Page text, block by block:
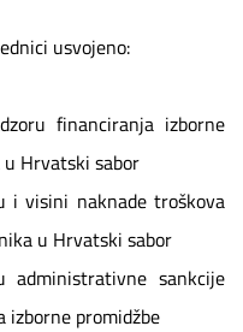
usvojeno:
financiranja izborne
Hrvatski sabor
i visini naknade troškova
u Hrvatski sabor
sankcije
izborne promidžbe